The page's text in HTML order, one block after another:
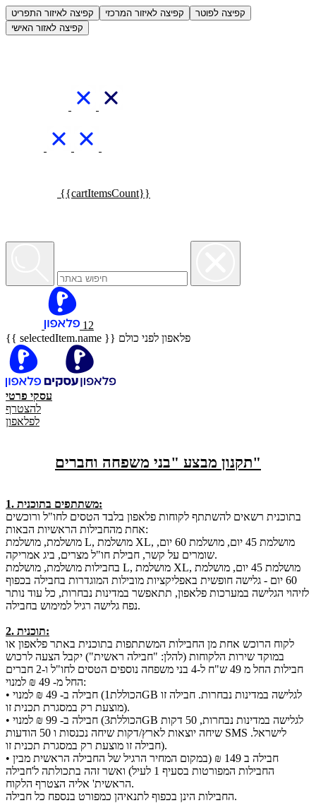
קפיצה לאיזור התפריט קפיצה לאיזור המרכזי
קפיצה לפוטר
קפיצה לאזור האישי
{{cartItemsCount}}
12
{{ selectedItem.name }} פלאפון לפני כולם
עסקי פרטי
להצטרף
לפלאפון
תקנון מבצע "בני משפחה וחברים"
1. משתתפים בתוכנית:
בתוכנית רשאים להשתתף לקוחות פלאפון בלבד הטסים לחו"ל ורוכשים
אחת מהחבילות הראשיות הבאות:
מושלמת, מושלמת L, מושלמת XL, מושלמת 45 יום, מושלמת 60 יום,
שומרים על קשר, חבילת חו"ל מצרים, ביג אמריקה.
בחבילות מושלמת, מושלמת L, מושלמת XL, מושלמת 45 יום, מושלמת
60 יום - גלישה חופשית באפליקציות מובילות המוגדרות בחבילה בכפוף
לזיהוי הגלישה במערכות פלאפון, תתאפשר במדינות נבחרות, כל עוד נותר
נפח גלישה רגיל למימוש בחבילה.
2. תוכנית:
לקוח הרוכש אחת מן החבילות המשתתפות בתוכנית באתר פלאפון או
במוקד שירות הלקוחות (להלן: "חבילה ראשית") יקבל הצעה לרכוש
חבילות החל מ 49 ש"ח ל-4 בני משפחה נוספים הטסים לחו"ל ו-2 חברים
החל מ- 49 ₪ למנוי:
• חבילה ב- 49 ₪ למנוי (הכוללת1GB לגלישה במדינות נבחרות. חבילה זו
מוצעת רק במסגרת תכנית זו).
• חבילה ב- 99 ₪ למנוי (הכוללת3GB לגלישה במדינות נבחרות, 50 דקות
שיחה יוצאות לארץ/דקות שיחה נכנסות ו 50 הודעות SMS לישראל.
חבילה זו מוצעת רק במסגרת תכנית זו).
• חבילה ב 149 ₪ (במקום המחיר הרגיל של החבילה הראשית מבין
החבילות המפורטות בסעיף 1 לעיל) ואשר זהה בתכולתה ל'חבילה
הראשית' אליה הצטרף הלקוח.
החבילות הינן בכפוף לתנאיהן כמפורט בנספח כל חבילה.